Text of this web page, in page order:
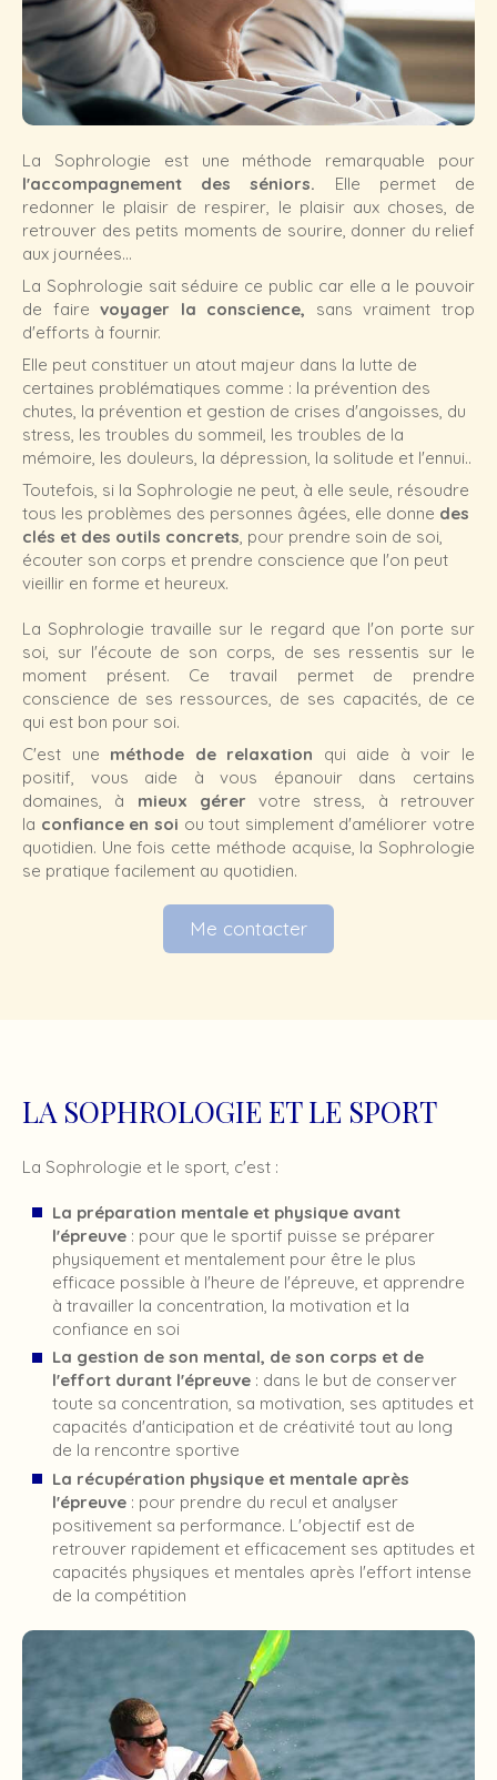
La Sophrologie est une méthode remarquable pour
l'accompagnement des séniors. Elle permet de
redonner le plaisir de respirer, le plaisir aux choses, de
retrouver des petits moments de sourire, donner du relief
aux journées...
La Sophrologie sait séduire ce public car elle a le pouvoir
de fairevoyager la conscience, sans vraiment trop
d'efforts à fournir.
Elle peut constituer un atout majeur dans la lutte de
certaines problématiques comme : la prévention des
chutes, la prévention et gestion de crises d'angoisses, du
stress, les troubles du sommeil, les troubles de la
mémoire, les douleurs, la dépression, la solitude et l'ennui..
Toutefois, si la Sophrologie ne peut, à elle seule, résoudre
tous les problèmes des personnes âgées, elle donne des
clés et des outils concrets , pour prendre soin de soi,
écouter son corps et prendre conscience que l'on peut
vieillir en forme et heureux.
La Sophrologie travaille sur le regard que l'on porte sur
soi, sur l'écoute de son corps, de ses ressentis sur le
moment présent. Ce travail permet de prendre
conscience de ses ressources, de ses capacités, de ce
qui est bon pour soi.
C'est une méthode de relaxation qui aide à voir le
positif, vous aide à vous épanouir dans certains
domaines, à mieux gérer votre stress, à retrouver
la confiance en soi ou tout simplement d'améliorer votre
quotidien. Une fois cette méthode acquise, la Sophrologie
se pratique facilement au quotidien.
Me contacter
LA SOPHROLOGIE ET LE SPORT
La Sophrologie et le sport, c'est :
La préparation mentale et physique avant
l'épreuve : pour que le sportif puisse se préparer
physiquement et mentalement pour être le plus
efficace possible à l'heure de l'épreuve, et apprendre
à travailler la concentration, la motivation et la
confiance en soi
La gestion de son mental, de son corps et de
l'effort durant l'épreuve : dans le but de conserver
toute sa concentration, sa motivation, ses aptitudes et
capacités d'anticipation et de créativité tout au long
de la rencontre sportive
La récupération physique et mentale après
l'épreuve : pour prendre du recul et analyser
positivement sa performance. L'objectif est de
retrouver rapidement et efficacement ses aptitudes et
capacités physiques et mentales après l'effort intense
de la compétition